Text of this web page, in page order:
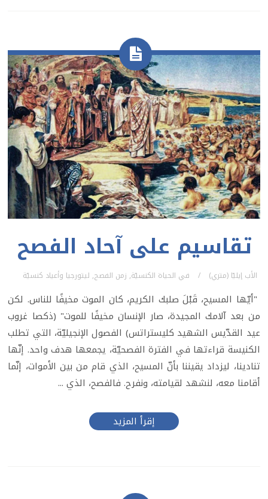
تقاسيم على آحاد الفصح
الأب إيليّا (متري) في الحياة الكنسيّة, زمن الفصح, ليتورجيا وأعياد كنسيّة
"أيّها المسيح، قَبْلَ صلبك الكريم، كان الموت مخيفًا للناس. لكن
من بعد آلامك المجيدة، صار الإنسان مخيفًا للموت" (ذكصا غروب
عيد القدّيس الشهيد كليستراتس) الفصول الإنجيليّة، التي تطلب
الكنيسة قراءتها في الفترة الفصحيّة، يجمعها هدف واحد. إنّها
تنادينا، ليزداد يقيننا بأنّ المسيح، الذي قام من بين الأموات، إنّما
أقامنا معه، لنشهد لقيامته، ونفرح. فالفصح، الذي ...
إقرأ المزيد